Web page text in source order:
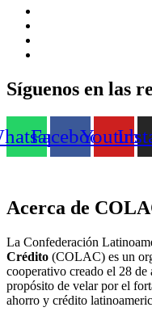
Síguenos en las
FacebookYoutube
Acerca de
La Confederación
Crédito (COLAC) es un
cooperativo creado el 28
propósito de velar por el
ahorro y crédito